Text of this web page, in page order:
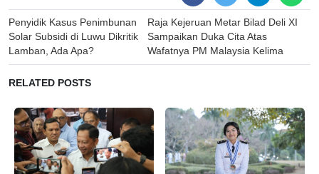
Post
navigation
Penyidik Kasus Penimbunan
Solar Subsidi di Luwu Dikritik
Lamban, Ada Apa?
Raja Kejeruan Metar Bilad Deli XI
Sampaikan Duka Cita Atas
Wafatnya PM Malaysia Kelima
RELATED POSTS